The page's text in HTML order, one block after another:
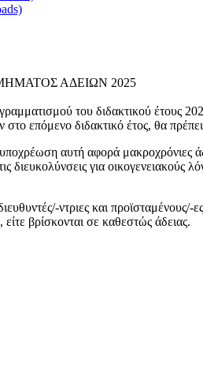
ΑΔΕΙΩΝ 2025
του διδακτικού έτους
στο επόμενο διδακτικό έτος, θα
υποχρέωση αυτή αφορά μακροχρόνιες
διευκολύνσεις για
ντριες και
βρίσκονται σε καθεστώς άδειας.